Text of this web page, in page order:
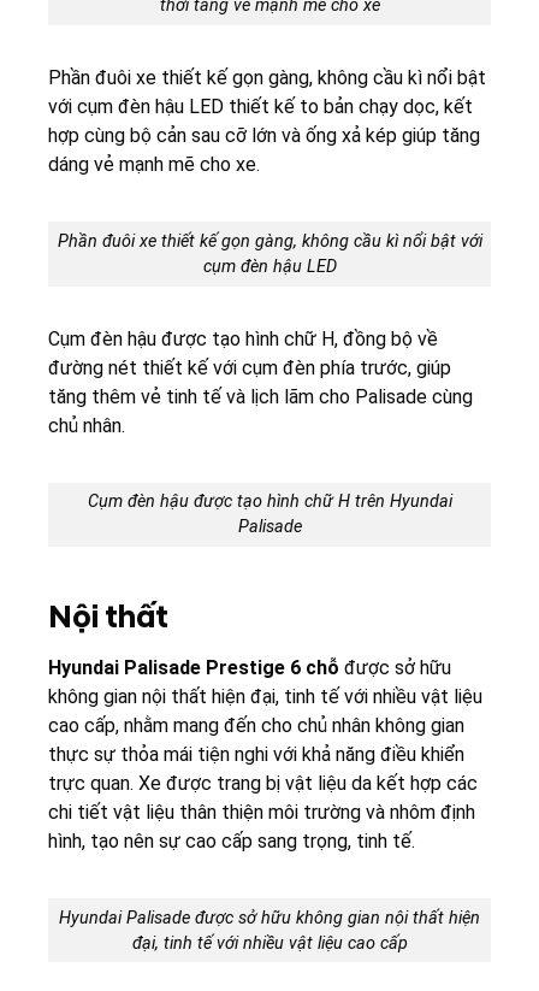
thời tăng vẻ mạnh mẽ cho xe
Phần đuôi xe thiết kế gọn gàng, không cầu kì nổi bật
với cụm đèn hậu LED thiết kế to bản chạy dọc, kết
hợp cùng bộ cản sau cỡ lớn và ống xả kép giúp tăng
dáng vẻ mạnh mẽ cho xe.
Phần đuôi xe thiết kế gọn gàng, không cầu kì nổi bật với
cụm đèn hậu LED
Cụm đèn hậu được tạo hình chữ H, đồng bộ về
đường nét thiết kế với cụm đèn phía trước, giúp
tăng thêm vẻ tinh tế và lịch lãm cho Palisade cùng
chủ nhân.
Cụm đèn hậu được tạo hình chữ H trên Hyundai
Palisade
Nội thất
Hyundai Palisade Prestige 6 chỗ được sở hữu
không gian nội thất hiện đại, tinh tế với nhiều vật liệu
cao cấp, nhằm mang đến cho chủ nhân không gian
thực sự thỏa mái tiện nghi với khả năng điều khiển
trực quan. Xe được trang bị vật liệu da kết hợp các
chi tiết vật liệu thân thiện môi trường và nhôm định
hình, tạo nên sự cao cấp sang trọng, tinh tế.
Hyundai Palisade được sở hữu không gian nội thất hiện
đại, tinh tế với nhiều vật liệu cao cấp